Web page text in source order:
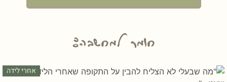
חומר למחשבה:
אחרי לידה